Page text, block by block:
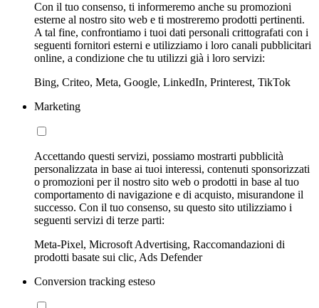
Con il tuo consenso, ti informeremo anche su promozioni
esterne al nostro sito web e ti mostreremo prodotti pertinenti.
A tal fine, confrontiamo i tuoi dati personali crittografati con i
seguenti fornitori esterni e utilizziamo i loro canali pubblicitari
online, a condizione che tu utilizzi già i loro servizi:
Bing, Criteo, Meta, Google, LinkedIn, Printerest, TikTok
Marketing
Accettando questi servizi, possiamo mostrarti pubblicità
personalizzata in base ai tuoi interessi, contenuti sponsorizzati
o promozioni per il nostro sito web o prodotti in base al tuo
comportamento di navigazione e di acquisto, misurandone il
successo. Con il tuo consenso, su questo sito utilizziamo i
seguenti servizi di terze parti:
Meta-Pixel, Microsoft Advertising, Raccomandazioni di
prodotti basate sui clic, Ads Defender
Conversion tracking esteso